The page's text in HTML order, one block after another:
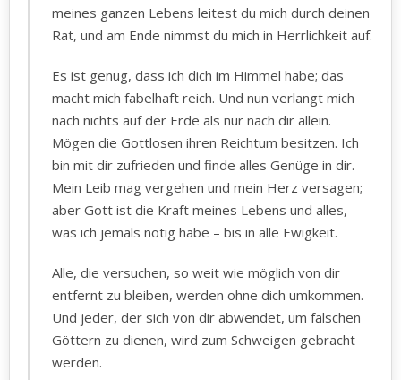
meines ganzen Lebens leitest du mich durch deinen
Rat, und am Ende nimmst du mich in Herrlichkeit auf.
Es ist genug, dass ich dich im Himmel habe; das
macht mich fabelhaft reich. Und nun verlangt mich
nach nichts auf der Erde als nur nach dir allein.
Mögen die Gottlosen ihren Reichtum besitzen. Ich
bin mit dir zufrieden und finde alles Genüge in dir.
Mein Leib mag vergehen und mein Herz versagen;
aber Gott ist die Kraft meines Lebens und alles,
was ich jemals nötig habe – bis in alle Ewigkeit.
Alle, die versuchen, so weit wie möglich von dir
entfernt zu bleiben, werden ohne dich umkommen.
Und jeder, der sich von dir abwendet, um falschen
Göttern zu dienen, wird zum Schweigen gebracht
werden.